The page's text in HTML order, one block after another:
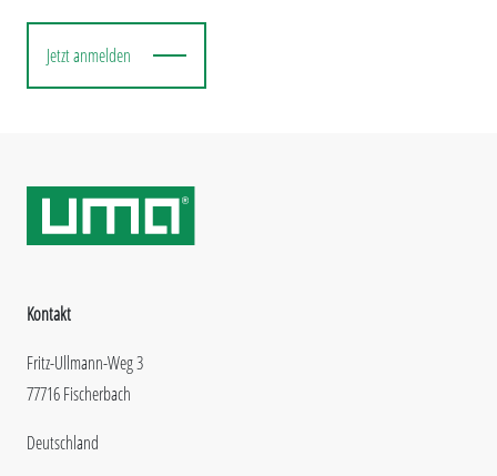
Jetzt anmelden
Kontakt
Fritz-Ullmann-Weg 3
77716 Fischerbach
Deutschland